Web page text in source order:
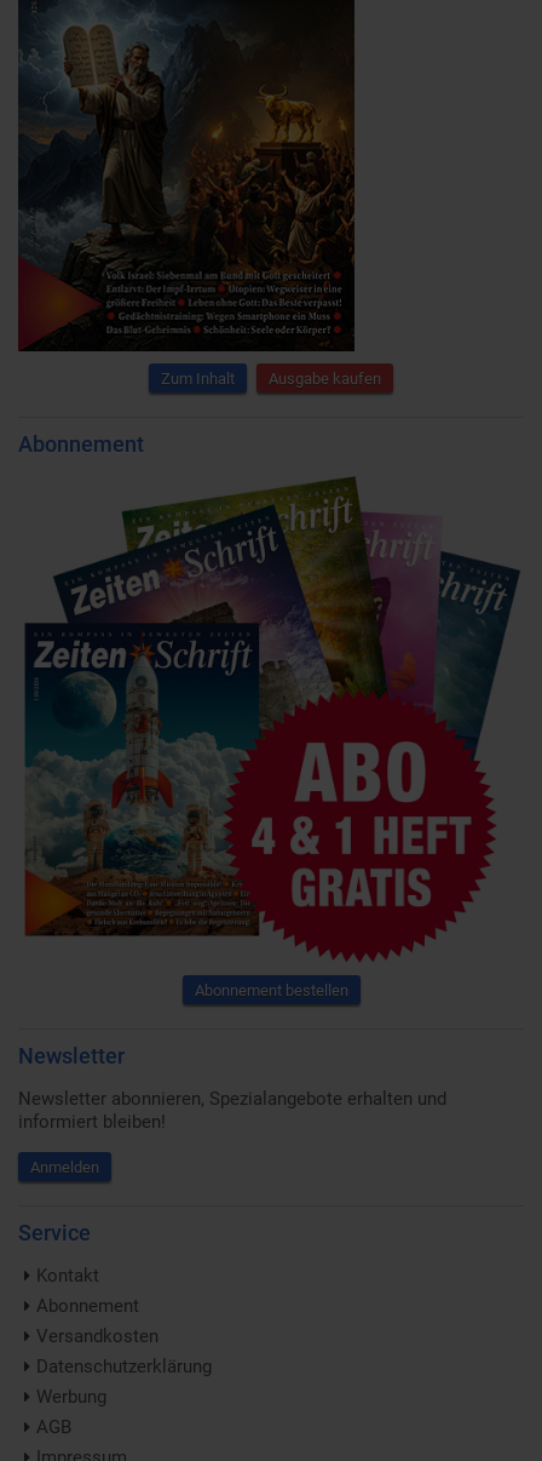
Zum Inhalt Ausgabe kaufen
Abonnement
Abonnement bestellen
Newsletter
Newsletter abonnieren, Spezialangebote erhalten und
informiert bleiben!
Anmelden
Service
Kontakt
Abonnement
Versandkosten
Datenschutzerklärung
Werbung
AGB